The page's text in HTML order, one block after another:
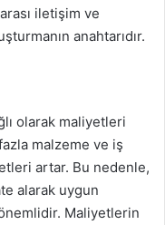
iletişim ve
anahtarıdır.
olarak maliyetleri
malzeme ve iş
artar. Bu nedenle,
alarak uygun
Maliyetlerin